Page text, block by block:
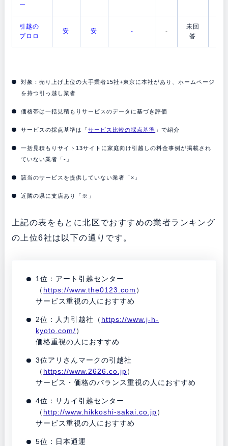
ー
引越の
プロロ
安 安 - -
未回
答
対象：売り上げ上位の大手業者15社+東京に本社があり、ホームページ
を持つ引っ越し業者
価格帯は一括見積もりサービスのデータに基づき評価
サービスの採点基準は「サービス比較の採点基準 」で紹介
一括見積もりサイト13サイトに家庭向け引越しの料金事例が掲載され
ていない業者「-」
該当のサービスを提供していない業者「×」
近隣の県に支店あり「※」
上記の表をもとに北区でおすすめの業者ランキング
の上位6社は以下の通りです。
1位：アート引越センター
（ https://www.the0123.com ）
サービス重視の人におすすめ
2位：人力引越社（ https://www.j-h-
kyoto.com/）
価格重視の人におすすめ
3位アリさんマークの引越社
（ https://www.2626.co.jp）
サービス・価格のバランス重視の人におすすめ
4位：サカイ引越センター
（ http://www.hikkoshi-sakai.co.jp）
サービス重視の人におすすめ
5位：日本通運